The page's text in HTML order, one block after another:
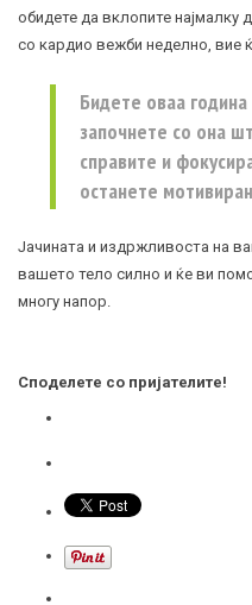
обидете да вклопите најмалку
со кардио вежби неделно, вие
Бидете оваа
започнете со она
справите и
останете
Јачината и издржливоста на
вашето тело силно и ќе ви
многу напор.
Споделете со пријателите!